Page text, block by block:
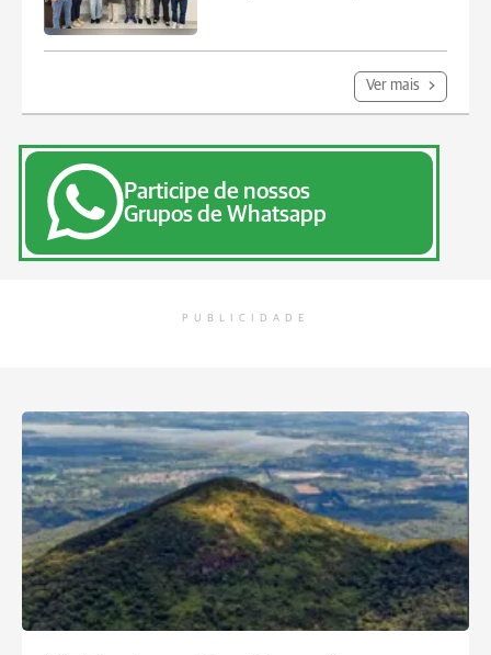
Ver mais
Participe de nossos
Grupos de Whatsapp
PUBLICIDADE